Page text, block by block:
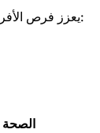
الحصول على شهادة ISO 22000 يعزز فرص الأفراد في مجالات مثل: